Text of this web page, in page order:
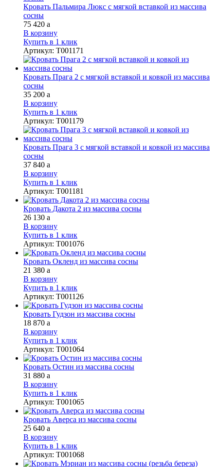
Кровать Пальмира Люкс с мягкой вставкой из массива
сосны
75 420 a
В корзину
Купить в 1 клик
Артикул: Т001171
Кровать Прага 2 с мягкой вставкой и ковкой из массива
сосны
35 200 a
В корзину
Купить в 1 клик
Артикул: Т001179
Кровать Прага 3 с мягкой вставкой и ковкой из массива
сосны
37 840 a
В корзину
Купить в 1 клик
Артикул: Т001181
Кровать Дакота 2 из массива сосны
26 130 a
В корзину
Купить в 1 клик
Артикул: Т001076
Кровать Окленд из массива сосны
21 380 a
В корзину
Купить в 1 клик
Артикул: Т001126
Кровать Гудзон из массива сосны
18 870 a
В корзину
Купить в 1 клик
Артикул: Т001064
Кровать Остин из массива сосны
31 880 a
В корзину
Купить в 1 клик
Артикул: Т001065
Кровать Аверса из массива сосны
25 640 a
В корзину
Купить в 1 клик
Артикул: Т001068